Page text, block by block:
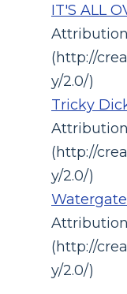
IT'S ALL
Attribution
(http://
y/2.0/)
Tricky
Attribution
(http://
y/2.0/)
Watergate
Attribution
(http://
y/2.0/)